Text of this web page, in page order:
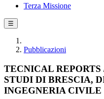
Terza Missione
☰
Pubblicazioni
TECNICAL
STUDI DI BRESCIA,
INGEGNERIA CIVILE